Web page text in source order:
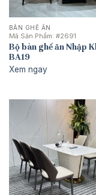
BÀN GHẾ ĂN
Mã Sản Phẩm: #2691
Bộ bàn ghế ăn Nhập
BA19
Xem ngay